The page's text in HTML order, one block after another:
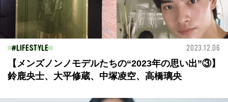
LIFESTYLE 2023.12.06
【メンズノンノモデルたちの“2023年の思い出”③】
鈴鹿央士、大平修蔵、中塚凌空、高橋璃央